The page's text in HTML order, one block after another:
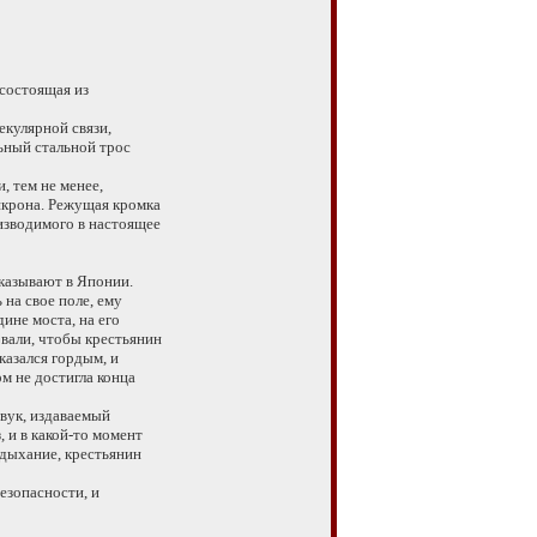
из
связи,
стальной трос
тем не менее,
Режущая кромка
в настоящее
в Японии.
свое поле, ему
моста, на его
чтобы крестьянин
гордым, и
не достигла конца
издаваемый
и в какой-то момент
крестьянин
и